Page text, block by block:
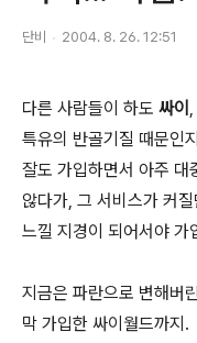
단비 2004. 8. 26. 12:51
다른 사람들이 하도 싸이 ,
특유의 반골기질 때문인
잘도 가입하면서 아주 대
않다가, 그 서비스가 커
느낄 지경이 되어서야 가
지금은 파란으로 변해버
막 가입한 싸이월드까지.